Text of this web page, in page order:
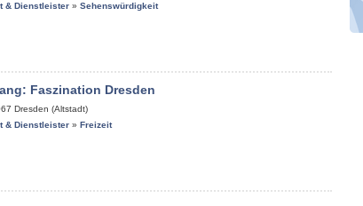
& Dienstleister » Sehenswürdigkeit
Faszination Dresden
Dresden (Altstadt)
& Dienstleister » Freizeit